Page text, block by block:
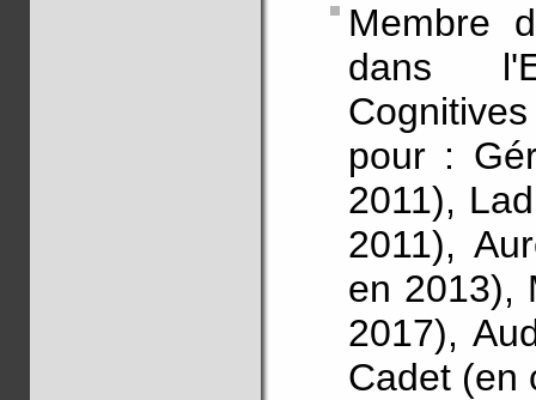
Membre
dans
pour :
2011),
2011),
en 2013),
2017),
Cadet (en